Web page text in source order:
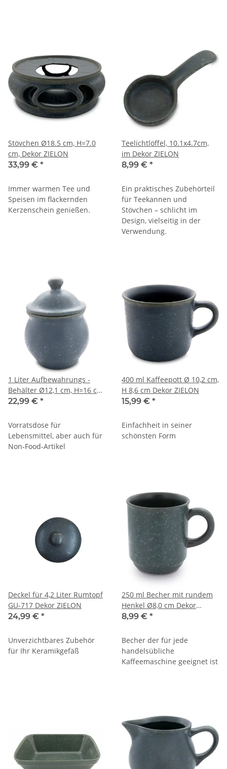
Stövchen Ø18.5 cm, H=7.0
cm, Dekor ZIELON
33,99 € *
Immer warmen Tee und
Speisen im flackernden
Kerzenschein genießen.
Teelichtlöffel, 10.1x4.7cm,
im Dekor ZIELON
8,99 € *
Ein praktisches Zubehörteil
für Teekannen und
Stövchen – schlicht im
Design, vielseitig in der
Verwendung.
1 Liter Aufbewahrungs -
Behälter Ø12,1 cm, H=16 cm,
Dekor ZIELON
22,99 € *
Vorratsdose für
Lebensmittel, aber auch für
Non-Food-Artikel
400 ml Kaffeepott Ø 10,2 cm,
H 8,6 cm Dekor ZIELON
15,99 € *
Einfachheit in seiner
schönsten Form
Deckel für 4,2 Liter Rumtopf
GU-717 Dekor ZIELON
24,99 € *
Unverzichtbares Zubehör
für Ihr Keramikgefäß
250 ml Becher mit rundem
Henkel Ø8,0 cm Dekor
ZIELON
8,99 € *
Becher der für jede
handelsübliche
Kaffeemaschine geeignet ist